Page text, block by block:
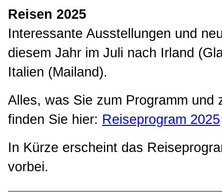
Reisen 2025
Interessante Ausstellungen und
diesem Jahr im Juli nach Irland
Italien (Mailand).
Alles, was Sie zum Programm und
finden Sie hier: Reiseprogram 2025
In Kürze erscheint das
vorbei.